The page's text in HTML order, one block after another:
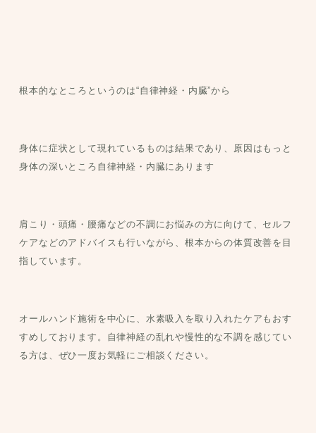
根本的なところというのは“自律神経・内臓”から
身体に症状として現れているものは結果であり、原因はもっと
身体の深いところ自律神経・内臓にあります
肩こり・頭痛・腰痛などの不調にお悩みの方に向けて、セルフ
ケアなどのアドバイスも行いながら、根本からの体質改善を目
指しています。
オールハンド施術を中心に、水素吸入を取り入れたケアもおす
すめしております。自律神経の乱れや慢性的な不調を感じてい
る方は、ぜひ一度お気軽にご相談ください。